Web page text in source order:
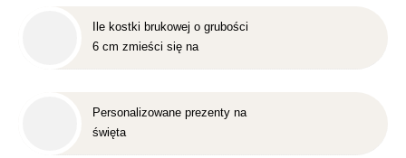
Ile kostki brukowej o grubości
6 cm zmieści się na
Personalizowane prezenty na
święta